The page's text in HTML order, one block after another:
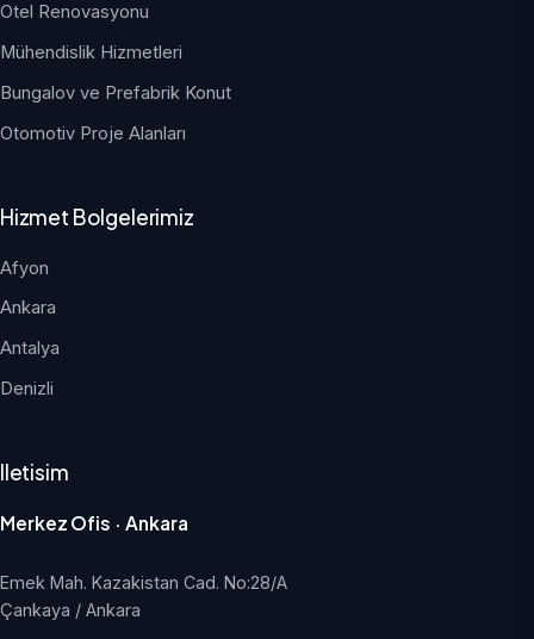
Otel Renovasyonu
Mühendislik Hizmetleri
Bungalov ve Prefabrik Konut
Otomotiv Proje Alanları
Hizmet Bolgelerimiz
Afyon
Ankara
Antalya
Denizli
Iletisim
Merkez Ofis · Ankara
Emek Mah. Kazakistan Cad. No:28/A
Çankaya / Ankara